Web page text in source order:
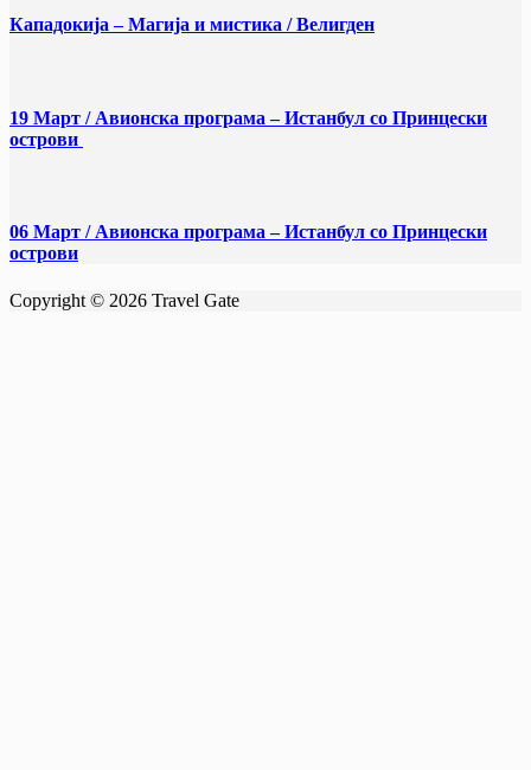
Кападокија – Магија и мистика / Велигден
19 Март / Aвионска програма – Истанбул со Принцески
острови
06 Март / Aвионска програма – Истанбул со Принцески
острови
Copyright © 2026 Travel Gate